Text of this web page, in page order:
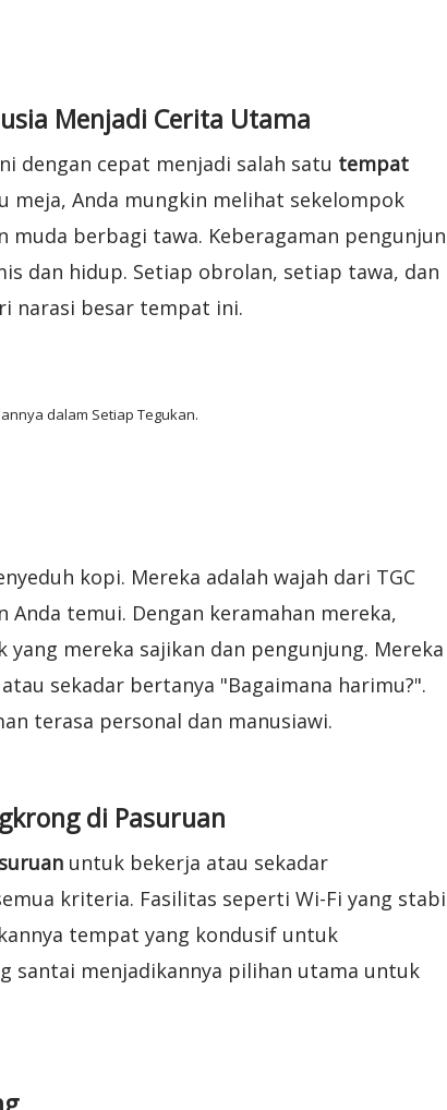
Menjadi Cerita Utama
dengan cepat menjadi salah satu tempat
meja, Anda mungkin melihat sekelompok
muda berbagi tawa. Keberagaman
dan hidup. Setiap obrolan, setiap tawa, dan
narasi besar tempat ini.
dalam Setiap Tegukan.
kopi. Mereka adalah wajah dari TGC
temui. Dengan keramahan mereka,
mereka sajikan dan pengunjung. Mereka
atau sekadar bertanya "Bagaimana harimu?".
terasa personal dan manusiawi.
di Pasuruan
untuk bekerja atau sekadar
kriteria. Fasilitas seperti Wi-Fi yang
tempat yang kondusif untuk
santai menjadikannya pilihan utama untuk